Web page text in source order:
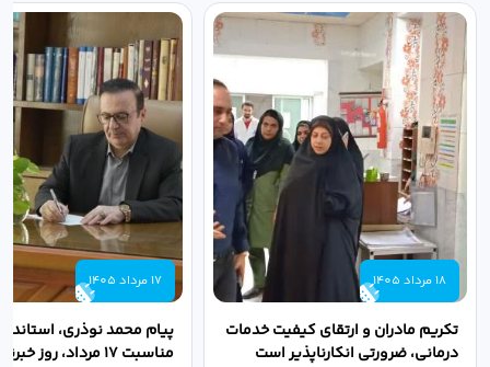
18 مرداد 1405
تکریم مادران و ارتقای کیفیت خدمات
درمانی، ضرورتی انکارناپذیر است
17 مرداد 1405
پیام محمد نوذری،
مناسبت ۱۷ مرداد، روز خبرنگار